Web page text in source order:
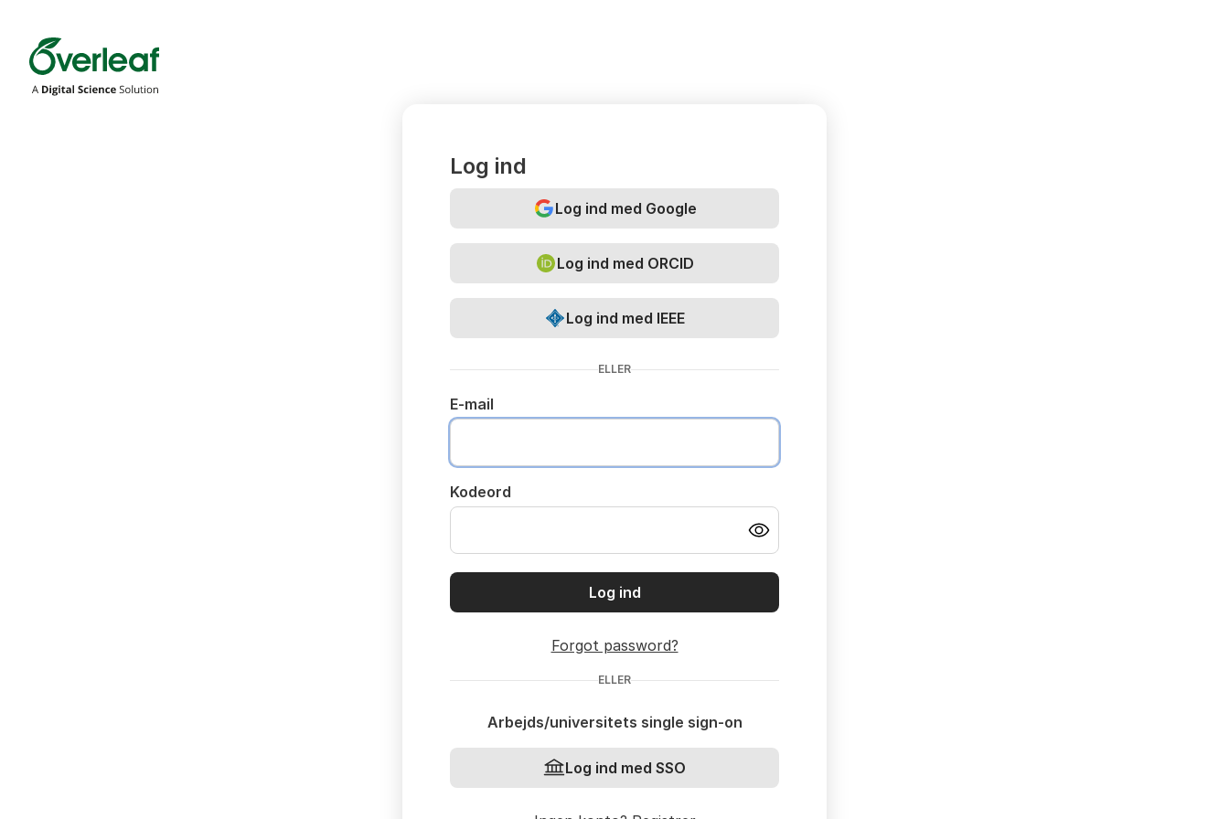
Overleaf
Log ind
Log ind med Google
Log ind med ORCID
Log ind med IEEE
ELLER
E-mail
Kodeord
Log ind
Forgot password?
ELLER
Arbejds/universitets single sign-on
Log ind med SSO